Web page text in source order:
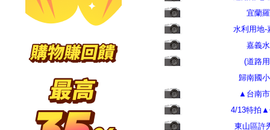
宜蘭
水利用地-
嘉義
(道路
歸南國
▲台南
4/13特拍▲
東山區許